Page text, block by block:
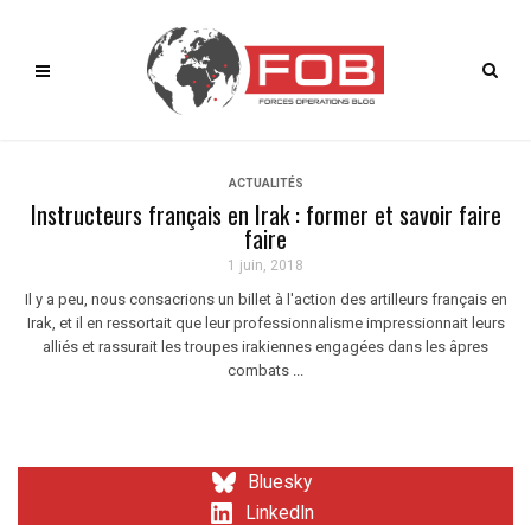
ACTUALITÉS
Instructeurs français en Irak : former et savoir faire
faire
1 juin, 2018
Il y a peu, nous consacrions un billet à l'action des artilleurs français en
Irak, et il en ressortait que leur professionnalisme impressionnait leurs
alliés et rassurait les troupes irakiennes engagées dans les âpres
combats ...
Bluesky
LinkedIn